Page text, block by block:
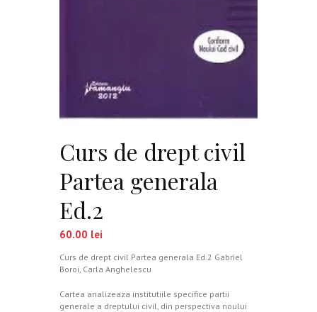
Curs de drept civil
Partea generala
Ed.2
60.00 lei
Curs de drept civil Partea generala Ed.2 Gabriel
Boroi, Carla Anghelescu
Cartea analizeaza institutiile specifice partii
generale a dreptului civil, din perspectiva noului